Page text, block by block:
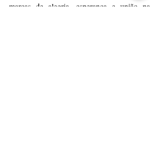
marcas de alegria, esperança e união na